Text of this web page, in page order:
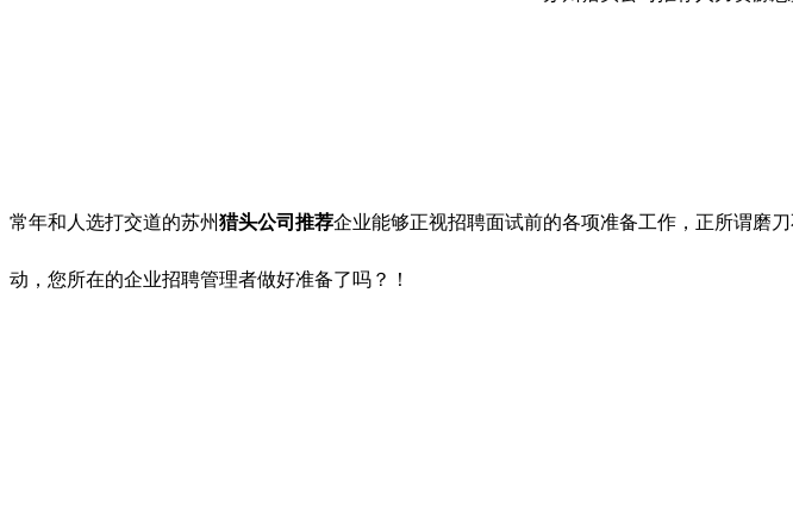
常年和人选打交道的苏州猎头公司推荐企业能够正视招聘面试前的各项准备工作，正所谓磨
动，您所在的企业招聘管理者做好准备了吗？！